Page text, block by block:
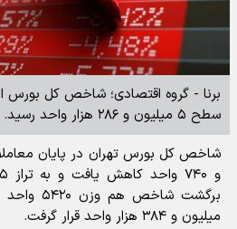
سطح ۵ میلیون و ۲۸۶ هزار واحد رسید.
برگشت
میلیون و ۳۸۴ هزار واحد قرار گرفت.